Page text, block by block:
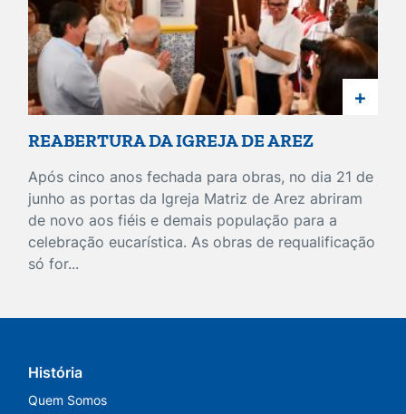
+
REABERTURA DA IGREJA DE AREZ
Após cinco anos fechada para obras, no dia 21 de
junho as portas da Igreja Matriz de Arez abriram
de novo aos fiéis e demais população para a
celebração eucarística. As obras de requalificação
só for...
História
Quem Somos